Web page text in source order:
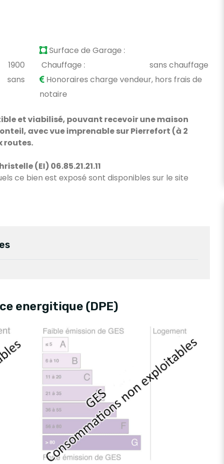
Surface de Garage :
1900 Chauffage :
sans chauffage
sans
Honoraires charge vendeur, hors frais de
notaire
et viabilisé, pouvant recevoir une maison
avec vue imprenable sur Pierrefort (à 2
routes.
(EI) 06.85.21.21.11
ce bien est exposé sont disponibles sur le site
energitique (DPE)